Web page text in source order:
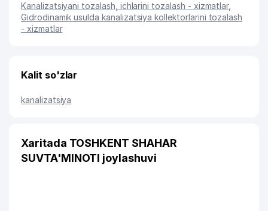
Kanalizatsiyani tozalash, ichlarini tozalash - xizmatlar,
Gidrodinamik usulda kanalizatsiya kollektorlarini tozalash
- xizmatlar
Kalit so'zlar
kanalizatsiya
Xaritada TOSHKENT SHAHAR
SUVTA'MINOTI joylashuvi